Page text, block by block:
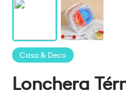
Casa & Deco
Lonchera